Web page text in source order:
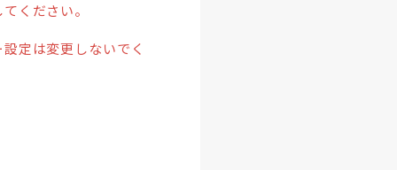
ください。
定は変更しないでく